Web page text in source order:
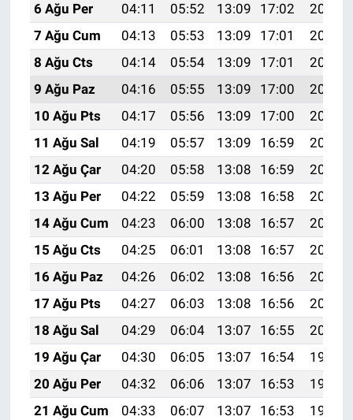
6 Ağu Per
04:11 05:52 13:09 17:02
20:16
7 Ağu Cum
04:13 05:53 13:09 17:01
20:15
8 Ağu Cts
04:14 05:54 13:09 17:01
20:14
9 Ağu Paz
04:16 05:55 13:09 17:00
20:13
10 Ağu Pts
04:17 05:56 13:09 17:00
20:11
11 Ağu Sal
04:19 05:57 13:09 16:59
20:10
12 Ağu Çar
04:20 05:58 13:08 16:59
20:09
13 Ağu Per
04:22 05:59 13:08 16:58
20:07
14 Ağu Cum
04:23 06:00 13:08 16:57
20:06
15 Ağu Cts
04:25 06:01 13:08 16:57
20:05
16 Ağu Paz
04:26 06:02 13:08 16:56
20:03
17 Ağu Pts
04:27 06:03 13:08 16:56
20:02
18 Ağu Sal
04:29 06:04 13:07 16:55
20:00
19 Ağu Çar
04:30 06:05 13:07 16:54
19:59
20 Ağu Per
04:32 06:06 13:07 16:53
19:58
21 Ağu Cum
04:33 06:07 13:07 16:53
19:56